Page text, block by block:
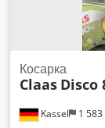
Kassel 1
Косарка
Claas Disco